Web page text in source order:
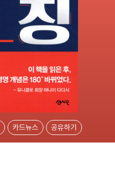
카드뉴스 공유하기